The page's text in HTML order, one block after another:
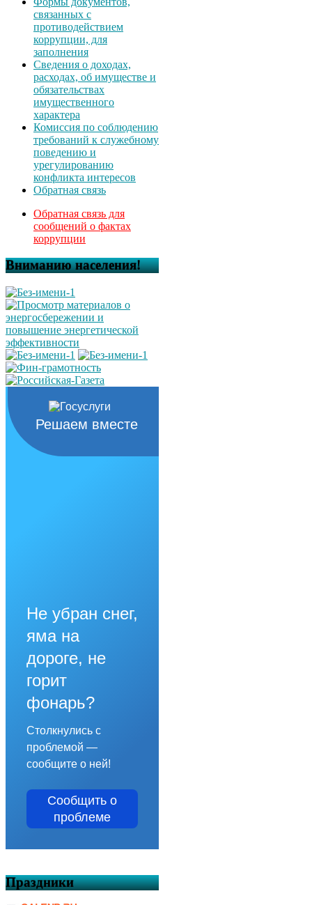
связанных с
противодействием
коррупции, для
заполнения
Сведения о доходах,
расходах, об имуществе и
обязательствах
имущественного
характера
Комиссия по соблюдению
требований к служебному
поведению и
урегулированию
конфликта интересов
Обратная связь
Обратная связь для
сообщений о фактах
коррупции
Вниманию населения!
Решаем вместе
Не убран снег,
яма на
дороге, не
горит
фонарь?
Столкнулись с
проблемой —
сообщите о ней!
Сообщить о
проблеме
Праздники